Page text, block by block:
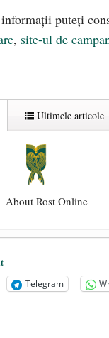
puteţi
, site-ul de
Ultimele articole
About Rost Online
despre
Ucrainei,
- 13 mai 2026
Națiunea
Telegram